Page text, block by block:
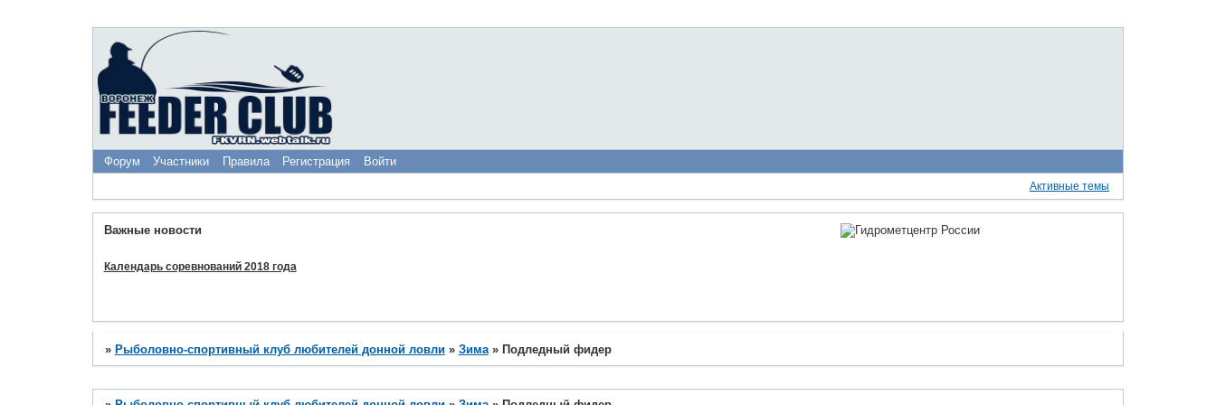
Форум Участники Правила Регистрация Войти
Активные темы
Важные новости
Календарь соревнований 2018 года
» Рыболовно-спортивный клуб любителей донной ловли » Зима » Подледный фидер